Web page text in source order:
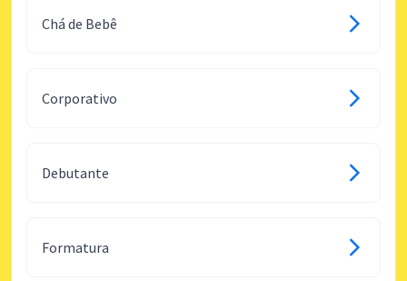
Chá de Bebê
Corporativo
Debutante
Formatura